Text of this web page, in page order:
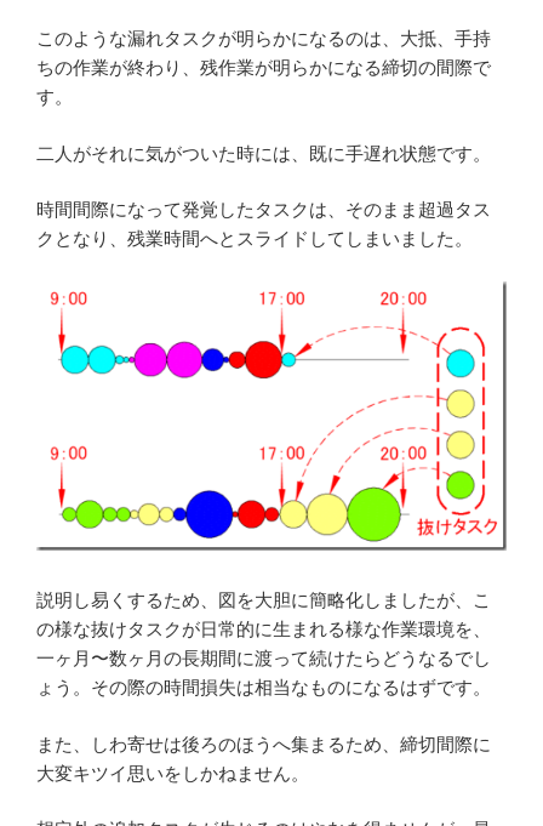
このような漏れタスクが明らかになるのは、大抵、手持
ちの作業が終わり、残作業が明らかになる締切の間際で
す。
二人がそれに気がついた時には、既に手遅れ状態です。
時間間際になって発覚したタスクは、そのまま超過タス
クとなり、残業時間へとスライドしてしまいました。
説明し易くするため、図を大胆に簡略化しましたが、こ
の様な抜けタスクが日常的に生まれる様な作業環境を、
一ヶ月〜数ヶ月の長期間に渡って続けたらどうなるでし
ょう。その際の時間損失は相当なものになるはずです。
また、しわ寄せは後ろのほうへ集まるため、締切間際に
大変キツイ思いをしかねません。